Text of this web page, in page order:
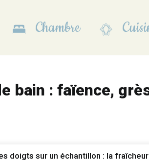
Chambre
bain : faïence,
doigts sur un échantillon : la